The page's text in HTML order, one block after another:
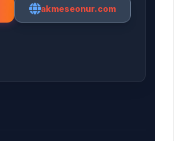
akmeseonur.com